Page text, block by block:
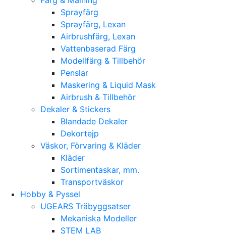
Sprayfärg
Sprayfärg, Lexan
Airbrushfärg, Lexan
Vattenbaserad Färg
Modellfärg & Tillbehör
Penslar
Maskering & Liquid Mask
Airbrush & Tillbehör
Dekaler & Stickers
Blandade Dekaler
Dekortejp
Väskor, Förvaring & Kläder
Kläder
Sortimentaskar, mm.
Transportväskor
Hobby & Pyssel
UGEARS Träbyggsatser
Mekaniska Modeller
STEM LAB